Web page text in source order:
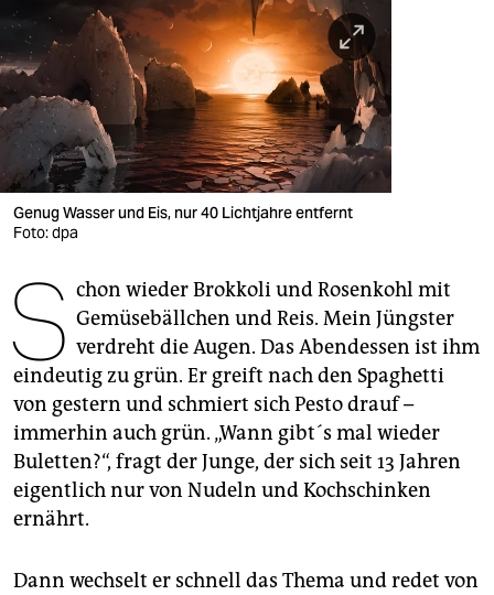
wahrheit
verlag
verlag
veranstaltungen
shop
fragen & hilfe
unterstützen
abo
genossenschaft
epaper login
Genug Wasser und Eis, nur 40 Lichtjahre entfernt
Foto: dpa
S chon wieder Brokkoli und Rosenkohl mit
Gemüsebällchen und Reis. Mein Jüngster
verdreht die Augen. Das Abendessen ist ihm
eindeutig zu grün. Er greift nach den Spaghetti
von gestern und schmiert sich Pesto drauf –
immerhin auch grün. „Wann gibt´s mal wieder
Buletten?“, fragt der Junge, der sich seit 13 Jahren
eigentlich nur von Nudeln und Kochschinken
ernährt.
Dann wechselt er schnell das Thema und redet von